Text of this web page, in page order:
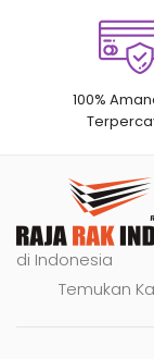
100%
di Indonesia
Temukan